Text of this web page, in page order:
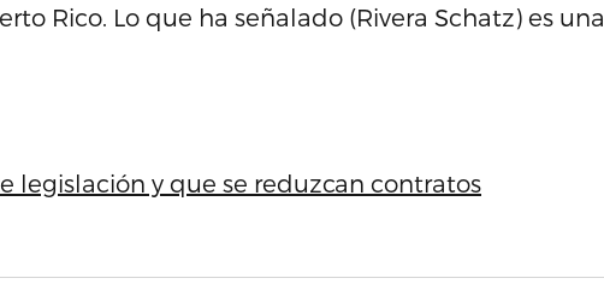
Rico. Lo que ha señalado (Rivera Schatz) es una
legislación y que se reduzcan contratos